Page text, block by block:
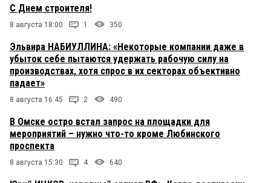
С Днем строителя!
8 августа 18:00 1 350
Эльвира НАБИУЛЛИНА: «Некоторые компании даже в
убыток себе пытаются удержать рабочую силу на
производствах, хотя спрос в их секторах объективно
падает»
8 августа 16:45 2 490
В Омске остро встал запрос на площадки для
мероприятий – нужно что-то кроме Любинского
проспекта
8 августа 15:30 4 640